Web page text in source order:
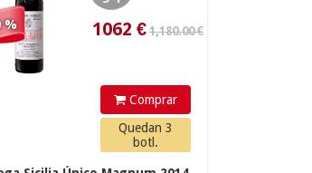
%
Comprar
Quedan 3
botl.